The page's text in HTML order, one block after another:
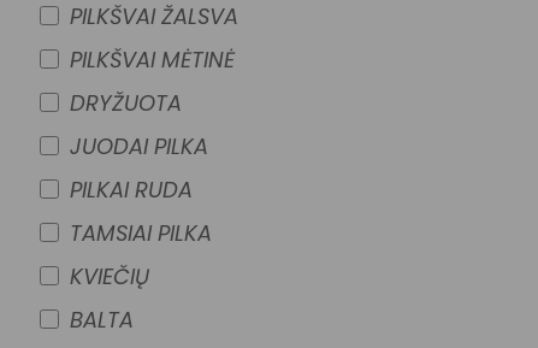
PILKŠVAI ŽALSVA
PILKŠVAI MĖTINĖ
DRYŽUOTA
JUODAI PILKA
PILKAI RUDA
TAMSIAI PILKA
KVIEČIŲ
BALTA